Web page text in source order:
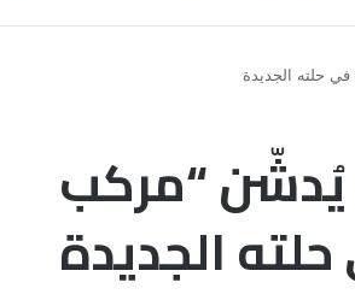
حلته الجديدة
يُدشّن “مركب
الجديدة